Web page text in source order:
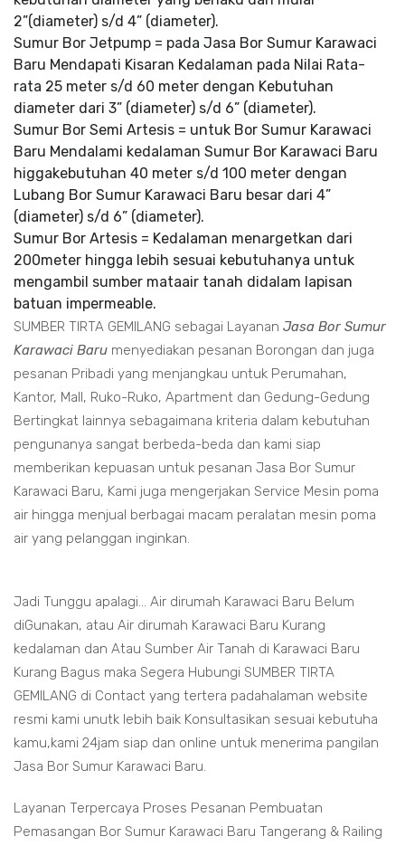
2”(diameter) s/d 4” (diameter).
Sumur Bor Jetpump = pada Jasa Bor Sumur Karawaci
Baru Mendapati Kisaran Kedalaman pada Nilai Rata-
rata 25 meter s/d 60 meter dengan Kebutuhan
diameter dari 3” (diameter) s/d 6” (diameter).
Sumur Bor Semi Artesis = untuk Bor Sumur Karawaci
Baru Mendalami kedalaman Sumur Bor Karawaci Baru
higgakebutuhan 40 meter s/d 100 meter dengan
Lubang Bor Sumur Karawaci Baru besar dari 4”
(diameter) s/d 6” (diameter).
Sumur Bor Artesis = Kedalaman menargetkan dari
200meter hingga lebih sesuai kebutuhanya untuk
mengambil sumber mataair tanah didalam lapisan
batuan impermeable.
SUMBER TIRTA GEMILANG sebagai Layanan Jasa Bor Sumur
Karawaci Baru menyediakan pesanan Borongan dan juga
pesanan Pribadi yang menjangkau untuk Perumahan,
Kantor, Mall, Ruko-Ruko, Apartment dan Gedung-Gedung
Bertingkat lainnya sebagaimana kriteria dalam kebutuhan
pengunanya sangat berbeda-beda dan kami siap
memberikan kepuasan untuk pesanan Jasa Bor Sumur
Karawaci Baru, Kami juga mengerjakan Service Mesin poma
air hingga menjual berbagai macam peralatan mesin poma
air yang pelanggan inginkan.
Jadi Tunggu apalagi... Air dirumah Karawaci Baru Belum
diGunakan, atau Air dirumah Karawaci Baru Kurang
kedalaman dan Atau Sumber Air Tanah di Karawaci Baru
Kurang Bagus maka Segera Hubungi SUMBER TIRTA
GEMILANG di Contact yang tertera padahalaman website
resmi kami unutk lebih baik Konsultasikan sesuai kebutuha
kamu,kami 24jam siap dan online untuk menerima pangilan
Jasa Bor Sumur Karawaci Baru.
Layanan Terpercaya Proses Pesanan Pembuatan
Pemasangan Bor Sumur Karawaci Baru Tangerang & Railing